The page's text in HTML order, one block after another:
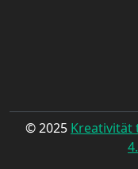
© 2025 Kreativität